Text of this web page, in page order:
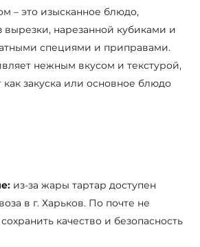
– это изысканное блюдо,
вырезки, нарезанной кубиками и
специями и приправами.
нежным вкусом и текстурой,
как закуска или основное блюдо
из-за жары тартар доступен
в г. Харьков. По почте не
качество и безопасность